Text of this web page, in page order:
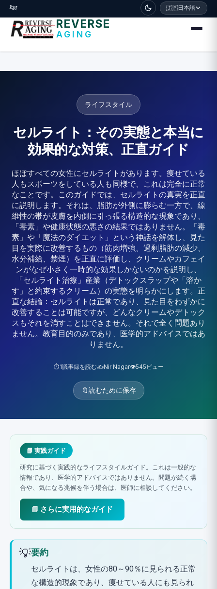
דלג לתוכן הראשי
🧬 🇯🇵日本語
REVERSE
AGING
ライフスタイル
セルライト：その実態と本当に
効果的な対策、正直ガイド
ほぼすべての女性にセルライトがあります。痩せている
人もスポーツをしている人も同様で、これは完全に正常
なことです。このガイドでは、セルライトの真実を正直
に説明します。それは、脂肪が外側に膨らむ一方で、線
維性の帯が皮膚を内側に引っ張る構造的な現象であり、
「毒素」や健康状態の悪さの結果ではありません。「毒
素」や「魔法のダイエット」という神話を解体し、見た
目を実際に改善するもの（筋肉増強、過剰脂肪の減少、
水分補給、禁煙）を正直に評価し、クリームやカフェイ
ンがなぜ小さく一時的な効果しかないのかを説明し、
「セルライト治療」産業（デトックスラップや「溶か
す」と約束するクリーム）の実態を明らかにします。正
直な結論：セルライトは正常であり、見た目をわずかに
改善することは可能ですが、どんなクリームやデトック
スもそれを消すことはできません。それで全く問題あり
ません。教育目的のみであり、医学的アドバイスではあ
りません。
⏱️1議事録を読む✍️Nir Nagar👁️545 ビュー
🔖読むために保存
📘 実践ガイド
研究に基づく実践的なライフスタイルガイド。これは一般的な
情報であり、医学的アドバイスではありません。問題が続く場
合や、気になる兆候を伴う場合は、医師に相談してください。
📘 さらに実用的なガイド
💡要約
セルライトは、女性の80～90％に見られる正常
な構造的現象であり、痩せている人にも見られ